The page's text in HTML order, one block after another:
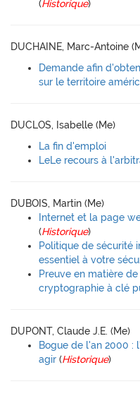
(Historique)
DUCHAINE, Marc-Antoine
Demande afin
sur le territoire
DUCLOS, Isabelle (Me)
La fin d'emploi
LeLe recours à
DUBOIS, Martin (Me)
Internet et la page
(Historique)
Politique de sécurité
essentiel à votre
Preuve en matière
cryptographie à clé
DUPONT, Claude J.E. (Me)
Bogue de l'an 2000 :
agir (Historique)